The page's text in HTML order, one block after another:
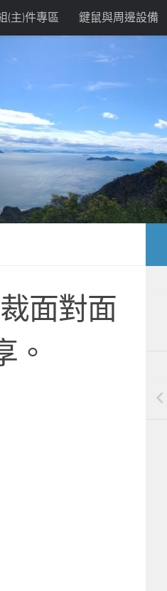
(主)件專區 鍵鼠與周邊設備
面對面
。